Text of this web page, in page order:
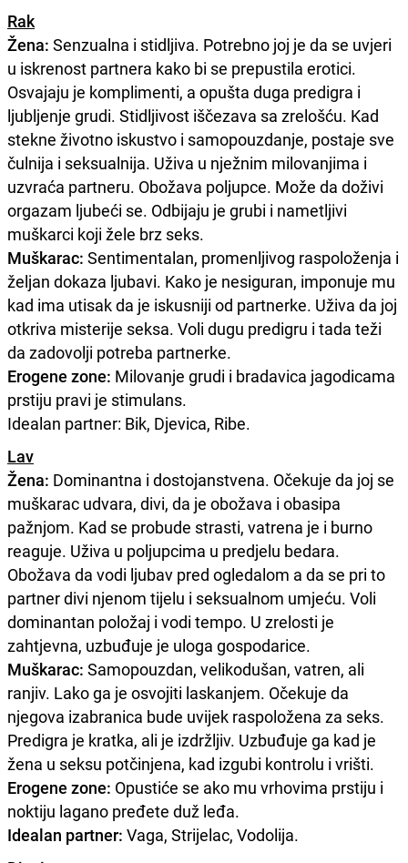
Rak
Žena: Senzualna i stidljiva. Potrebno joj je da se uvjeri
u iskrenost partnera kako bi se prepustila erotici.
Osvajaju je komplimenti, a opušta duga predigra i
ljubljenje grudi. Stidljivost iščezava sa zrelošću. Kad
stekne životno iskustvo i samopouzdanje, postaje sve
čulnija i seksualnija. Uživa u nježnim milovanjima i
uzvraća partneru. Obožava poljupce. Može da doživi
orgazam ljubeći se. Odbijaju je grubi i nametljivi
muškarci koji žele brz seks.
Muškarac: Sentimentalan, promenljivog raspoloženja i
željan dokaza ljubavi. Kako je nesiguran, imponuje mu
kad ima utisak da je iskusniji od partnerke. Uživa da joj
otkriva misterije seksa. Voli dugu predigru i tada teži
da zadovolji potreba partnerke.
Erogene zone: Milovanje grudi i bradavica jagodicama
prstiju pravi je stimulans.
Idealan partner: Bik, Djevica, Ribe.
Lav
Žena: Dominantna i dostojanstvena. Očekuje da joj se
muškarac udvara, divi, da je obožava i obasipa
pažnjom. Kad se probude strasti, vatrena je i burno
reaguje. Uživa u poljupcima u predjelu bedara.
Obožava da vodi ljubav pred ogledalom a da se pri to
partner divi njenom tijelu i seksualnom umjeću. Voli
dominantan položaj i vodi tempo. U zrelosti je
zahtjevna, uzbuđuje je uloga gospodarice.
Muškarac: Samopouzdan, velikodušan, vatren, ali
ranjiv. Lako ga je osvojiti laskanjem. Očekuje da
njegova izabranica bude uvijek raspoložena za seks.
Predigra je kratka, ali je izdržljiv. Uzbuđuje ga kad je
žena u seksu potčinjena, kad izgubi kontrolu i vrišti.
Erogene zone: Opustiće se ako mu vrhovima prstiju i
noktiju lagano pređete duž leđa.
Idealan partner: Vaga, Strijelac, Vodolija.